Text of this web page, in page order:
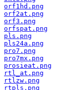
orf1hd.png
orf2at.png
orf3.png
orfspat.png
pls.png
pls24a.png
pro7.png
pro7mx.png
prosieat.png
rtl_at.png
rtlzw.png
rtpls.png